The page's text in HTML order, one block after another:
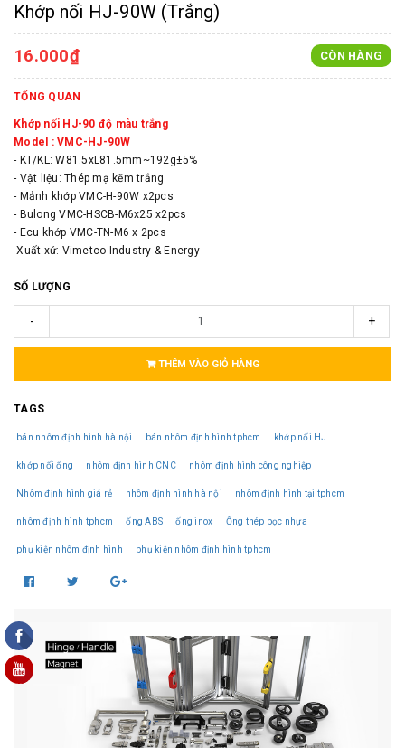
Khớp nối HJ-90W (Trắng)
16.000₫ CÒN HÀNG
TỔNG QUAN
Khớp nối HJ-90 độ màu trắng
Model : VMC-HJ-90W
- KT/KL: W81.5xL81.5mm~192g±5%
- Vật liệu: Thép mạ kẽm trắng
- Mảnh khớp VMC-H-90W x2pcs
- Bulong VMC-HSCB-M6x25 x2pcs
- Ecu khớp VMC-TN-M6 x 2pcs
-Xuất xứ: Vimetco Industry & Energy
SỐ LƯỢNG
- +
THÊM VÀO GIỎ HÀNG
TAGS
bán nhôm định hình hà nội bán nhôm định hình tphcm khớp nối HJ
khớp nối ống nhôm định hình CNC nhôm định hình công nghiệp
Nhôm định hình giá rẻ nhôm định hình hà nội nhôm định hình tại tphcm
nhôm định hình tphcm ống ABS ống inox Ống thép bọc nhựa
phụ kiện nhôm định hình phụ kiện nhôm định hình tphcm